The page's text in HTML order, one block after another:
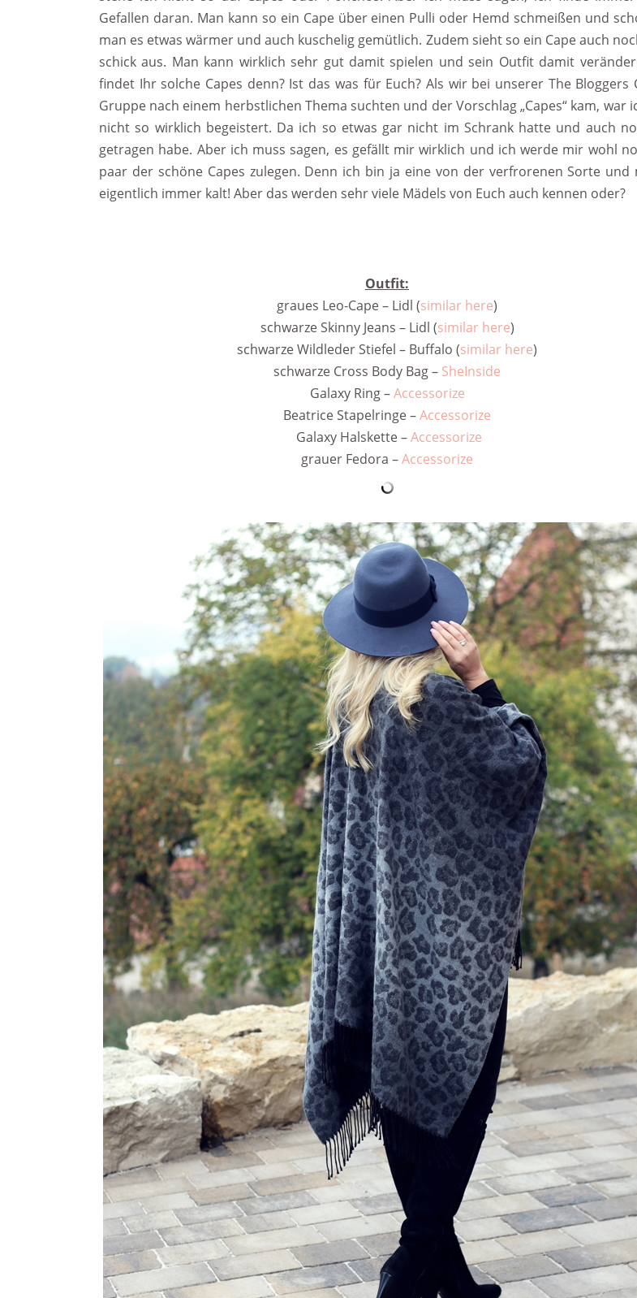
Gefallen daran. Man kann so ein Cape über einen Pulli oder Hemd schmeißen und
man es etwas wärmer und auch kuschelig gemütlich. Zudem sieht so ein Cape auch
schick aus. Man kann wirklich sehr gut damit spielen und sein Outfit damit
findet Ihr solche Capes denn? Ist das was für Euch? Als wir bei unserer The Bloggers
Gruppe nach einem herbstlichen Thema suchten und der Vorschlag „Capes“ kam, war
nicht so wirklich begeistert. Da ich so etwas gar nicht im Schrank hatte und auch
getragen habe. Aber ich muss sagen, es gefällt mir wirklich und ich werde mir wohl
paar der schöne Capes zulegen. Denn ich bin ja eine von der verfrorenen Sorte und
eigentlich immer kalt! Aber das werden sehr viele Mädels von Euch auch kennen oder?
Outfit:
graues Leo-Cape – Lidl (similar here)
schwarze Skinny Jeans – Lidl (similar here)
schwarze Wildleder Stiefel – Buffalo (similar here)
schwarze Cross Body Bag – SheInside
Galaxy Ring –Accessorize
Beatrice Stapelringe –Accessorize
Galaxy Halskette –Accessorize
grauer Fedora –Accessorize